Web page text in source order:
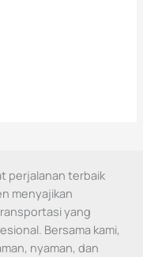
perjalanan terbaik
menyajikan
yang
Bersama kami,
nyaman, dan